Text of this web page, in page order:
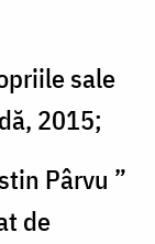
sale
2015;
Pârvu ”
de